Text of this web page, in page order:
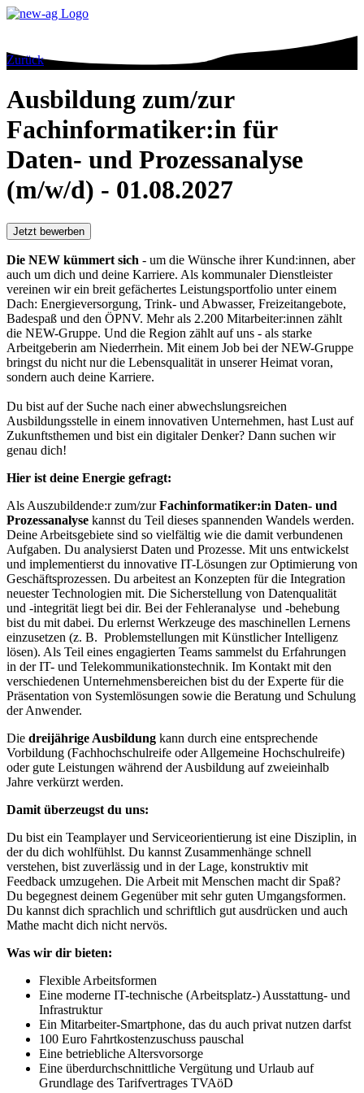
Zurück
Ausbildung zum/zur
Fachinformatiker:in für
Daten- und Prozessanalyse
(m/w/d) - 01.08.2027
Jetzt bewerben
Die NEW kümmert sich - um die Wünsche ihrer Kund:innen, aber
auch um dich und deine Karriere. Als kommunaler Dienstleister
vereinen wir ein breit gefächertes Leistungsportfolio unter einem
Dach: Energieversorgung, Trink- und Abwasser, Freizeitangebote,
Badespaß und den ÖPNV. Mehr als 2.200 Mitarbeiter:innen zählt
die NEW-Gruppe. Und die Region zählt auf uns - als starke
Arbeitgeberin am Niederrhein. Mit einem Job bei der NEW-Gruppe
bringst du nicht nur die Lebensqualität in unserer Heimat voran,
sondern auch deine Karriere.
Du bist auf der Suche nach einer abwechslungsreichen
Ausbildungsstelle in einem innovativen Unternehmen, hast Lust auf
Zukunftsthemen und bist ein digitaler Denker? Dann suchen wir
genau dich!
Hier ist deine Energie gefragt:
Als Auszubildende:r zum/zurFachinformatiker:in Daten- und
Prozessanalyse kannst du Teil dieses spannenden Wandels werden.
Deine Arbeitsgebiete sind so vielfältig wie die damit verbundenen
Aufgaben. Du analysierst Daten und Prozesse. Mit uns entwickelst
und implementierst du innovative IT-Lösungen zur Optimierung von
Geschäftsprozessen. Du arbeitest an Konzepten für die Integration
neuester Technologien mit. Die Sicherstellung von Datenqualität
und -integrität liegt bei dir. Bei der Fehleranalyse und -behebung
bist du mit dabei. Du erlernst Werkzeuge des maschinellen Lernens
einzusetzen (z. B. Problemstellungen mit Künstlicher Intelligenz
lösen). Als Teil eines engagierten Teams sammelst du Erfahrungen
in der IT- und Telekommunikationstechnik. Im Kontakt mit den
verschiedenen Unternehmensbereichen bist du der Experte für die
Präsentation von Systemlösungen sowie die Beratung und Schulung
der Anwender.
Die dreijährige Ausbildung kann durch eine entsprechende
Vorbildung (Fachhochschulreife oder Allgemeine Hochschulreife)
oder gute Leistungen während der Ausbildung auf zweieinhalb
Jahre verkürzt werden.
Damit überzeugst du uns:
Du bist ein Teamplayer und Serviceorientierung ist eine Disziplin, in
der du dich wohlfühlst. Du kannst Zusammenhänge schnell
verstehen, bist zuverlässig und in der Lage, konstruktiv mit
Feedback umzugehen. Die Arbeit mit Menschen macht dir Spaß?
Du begegnest deinem Gegenüber mit sehr guten Umgangsformen.
Du kannst dich sprachlich und schriftlich gut ausdrücken und auch
Mathe macht dich nicht nervös.
Was wir dir bieten:
Flexible Arbeitsformen
Eine moderne IT-technische (Arbeitsplatz-) Ausstattung- und
Infrastruktur
Ein Mitarbeiter-Smartphone, das du auch privat nutzen darfst
100 Euro Fahrtkostenzuschuss pauschal
Eine betriebliche Altersvorsorge
Eine überdurchschnittliche Vergütung und Urlaub auf
Grundlage des Tarifvertrages TVAöD